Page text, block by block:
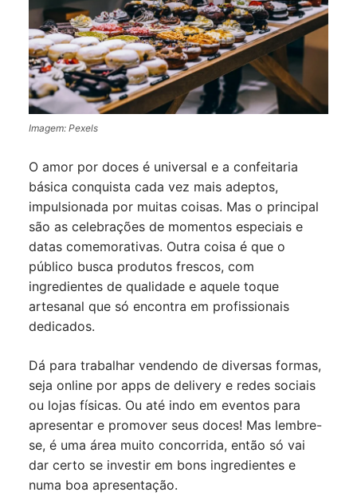
Imagem: Pexels
O amor por doces é universal e a confeitaria
básica conquista cada vez mais adeptos,
impulsionada por muitas coisas. Mas o principal
são as celebrações de momentos especiais e
datas comemorativas. Outra coisa é que o
público busca produtos frescos, com
ingredientes de qualidade e aquele toque
artesanal que só encontra em profissionais
dedicados.
Dá para trabalhar vendendo de diversas formas,
seja online por apps de delivery e redes sociais
ou lojas físicas. Ou até indo em eventos para
apresentar e promover seus doces! Mas lembre-
se, é uma área muito concorrida, então só vai
dar certo se investir em bons ingredientes e
numa boa apresentação.